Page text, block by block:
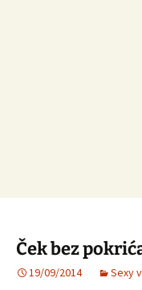
Ček bez
19/09/2014 Sexy